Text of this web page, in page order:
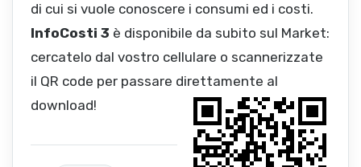
di cui si vuole conoscere i consumi ed i costi.
InfoCosti 3 è disponibile da subito sul Market:
cercatelo dal vostro cellulare o scannerizzate
il QR code per passare direttamente al
download!